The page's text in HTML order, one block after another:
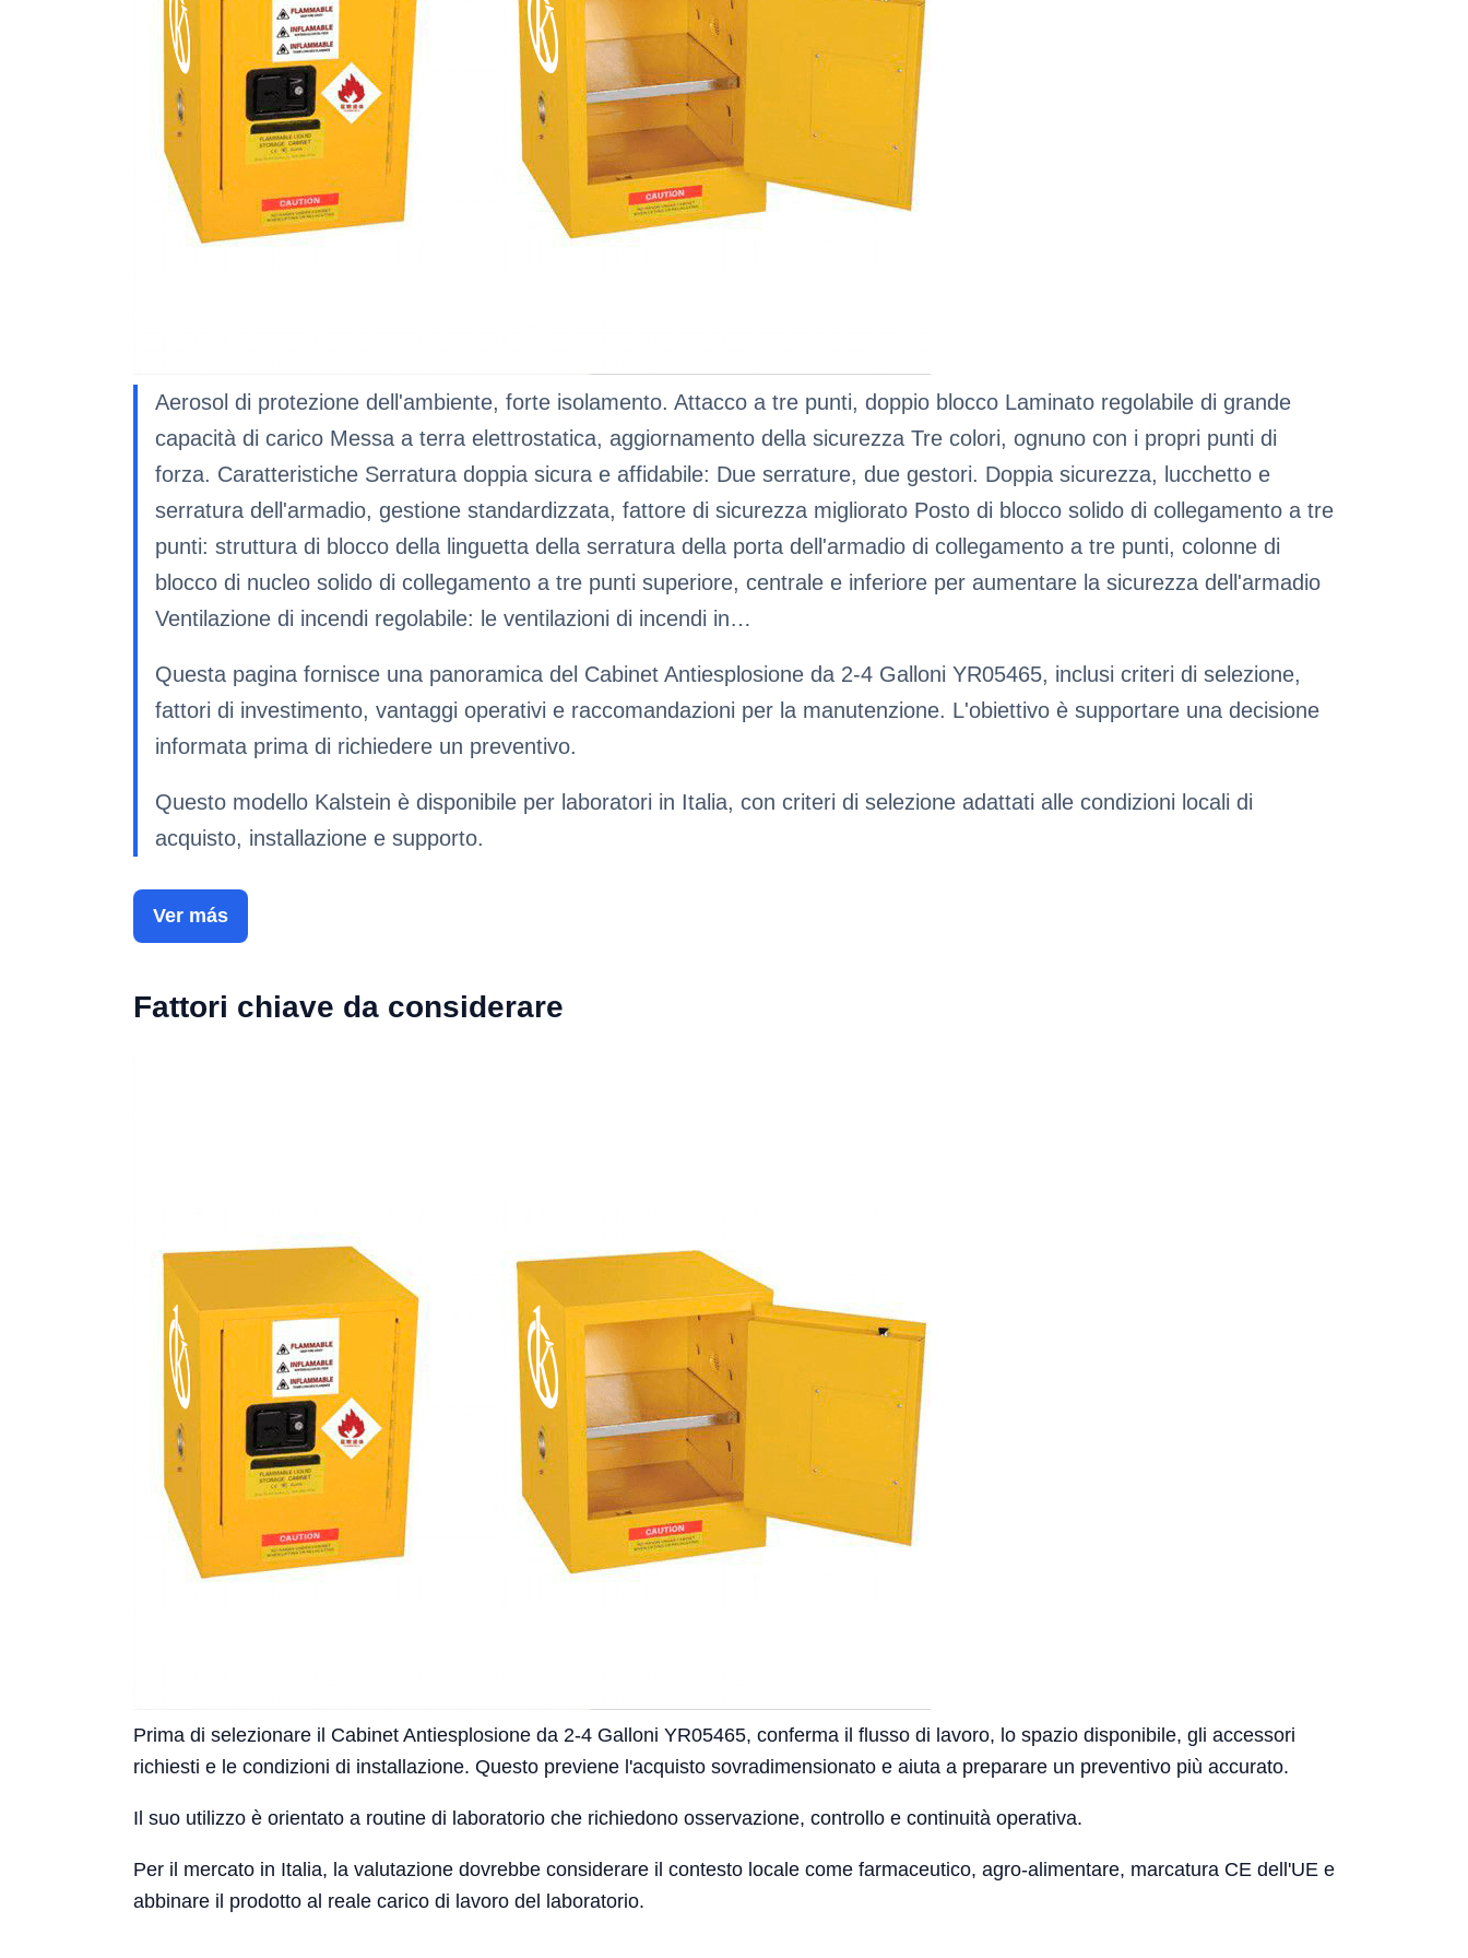
Aerosol di protezione dell'ambiente, forte isolamento. Attacco a tre punti, doppio blocco Laminato regolabile di grande
capacità di carico Messa a terra elettrostatica, aggiornamento della sicurezza Tre colori, ognuno con i propri punti di
forza. Caratteristiche Serratura doppia sicura e affidabile: Due serrature, due gestori. Doppia sicurezza, lucchetto e
serratura dell'armadio, gestione standardizzata, fattore di sicurezza migliorato Posto di blocco solido di collegamento a tre
punti: struttura di blocco della linguetta della serratura della porta dell'armadio di collegamento a tre punti, colonne di
blocco di nucleo solido di collegamento a tre punti superiore, centrale e inferiore per aumentare la sicurezza dell'armadio
Ventilazione di incendi regolabile: le ventilazioni di incendi in…
Questa pagina fornisce una panoramica del Cabinet Antiesplosione da 2-4 Galloni YR05465, inclusi criteri di selezione,
fattori di investimento, vantaggi operativi e raccomandazioni per la manutenzione. L'obiettivo è supportare una decisione
informata prima di richiedere un preventivo.
Questo modello Kalstein è disponibile per laboratori in Italia, con criteri di selezione adattati alle condizioni locali di
acquisto, installazione e supporto.
Ver más
Fattori chiave da considerare
Prima di selezionare il Cabinet Antiesplosione da 2-4 Galloni YR05465, conferma il flusso di lavoro, lo spazio disponibile, gli accessori
richiesti e le condizioni di installazione. Questo previene l'acquisto sovradimensionato e aiuta a preparare un preventivo più accurato.
Il suo utilizzo è orientato a routine di laboratorio che richiedono osservazione, controllo e continuità operativa.
Per il mercato in Italia, la valutazione dovrebbe considerare il contesto locale come farmaceutico, agro-alimentare, marcatura CE dell'UE e
abbinare il prodotto al reale carico di lavoro del laboratorio.